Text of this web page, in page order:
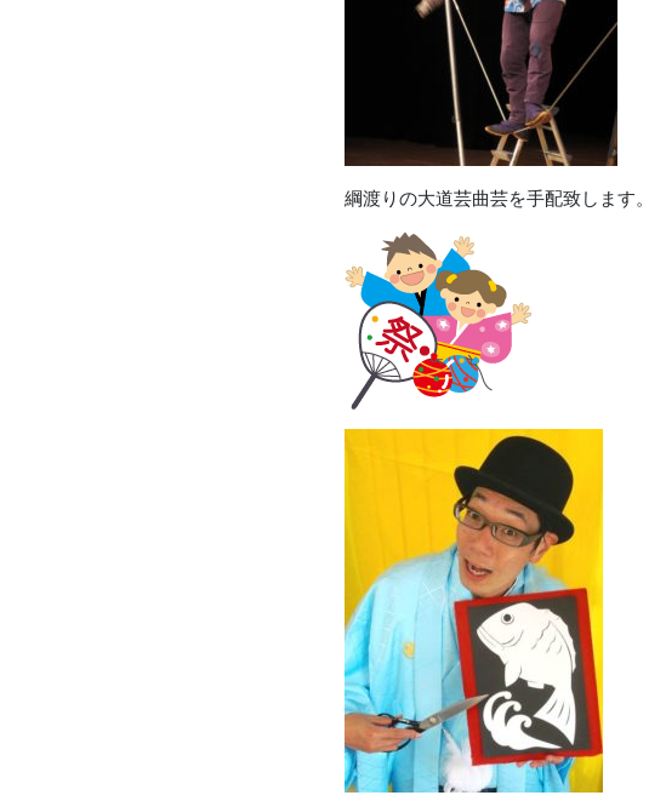
綱渡りの大道芸曲芸を手配致します。